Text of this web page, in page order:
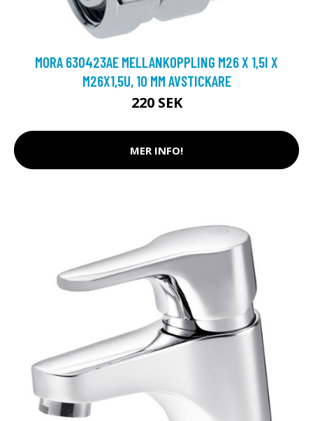
MORA 630423AE MELLANKOPPLING M26 X 1,5I X
M26X1,5U, 10 MM AVSTICKARE
220 SEK
MER INFO!